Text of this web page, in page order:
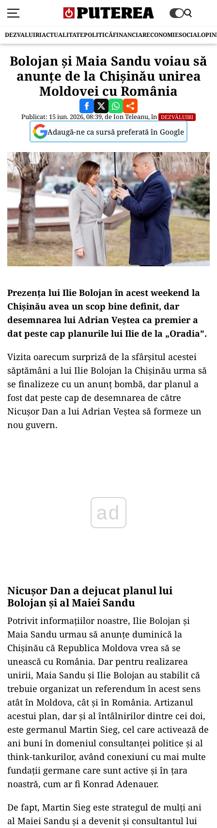
DEZVALUIRIACTUALITATEPOLITICĂFINANCIARECONOMIESOCIAL
Bolojan și Maia Sandu voiau să
anunțe de la Chișinău unirea
Moldovei cu România
Publicat: 15 iun. 2026, 08:39, deIon Teleanu, în DEZVĂLUIRI
Adaugă-ne ca sursă preferată în Google
Prezența lui Ilie Bolojan în acest weekend la
Chișinău avea un scop bine definit, dar
desemnarea lui Adrian Veștea ca premier a
dat peste cap planurile lui Ilie de la „Oradia”.
Vizita oarecum surpriză de la sfârșitul acestei
săptămâni a lui Ilie Bolojan la Chișinău urma să
se finalizeze cu un anunț bombă, dar planul a
fost dat peste cap de desemnarea de către
Nicușor Dan a lui Adrian Veștea să formeze un
nou guvern.
Nicușor Dan a dejucat planul lui
Bolojan și al Maiei Sandu
Potrivit informațiilor noastre, Ilie Bolojan și
Maia Sandu urmau să anunțe duminică la
Chișinău că Republica Moldova vrea să se
unească cu România. Dar pentru realizarea
unirii, Maia Sandu și Ilie Bolojan au stabilit că
trebuie organizat un referendum în acest sens
atât în Moldova, cât și în România. Artizanul
acestui plan, dar și al întâlnirilor dintre cei doi,
este germanul Martin Sieg, cel care activează de
ani buni în domeniul consultanței politice și al
think-tankurilor, având conexiuni cu mai multe
fundații germane care sunt active și în țara
noastră, cum ar fi Konrad Adenauer.
De fapt, Martin Sieg este strategul de mulți ani
al Maiei Sandu și a devenit și consultantul lui